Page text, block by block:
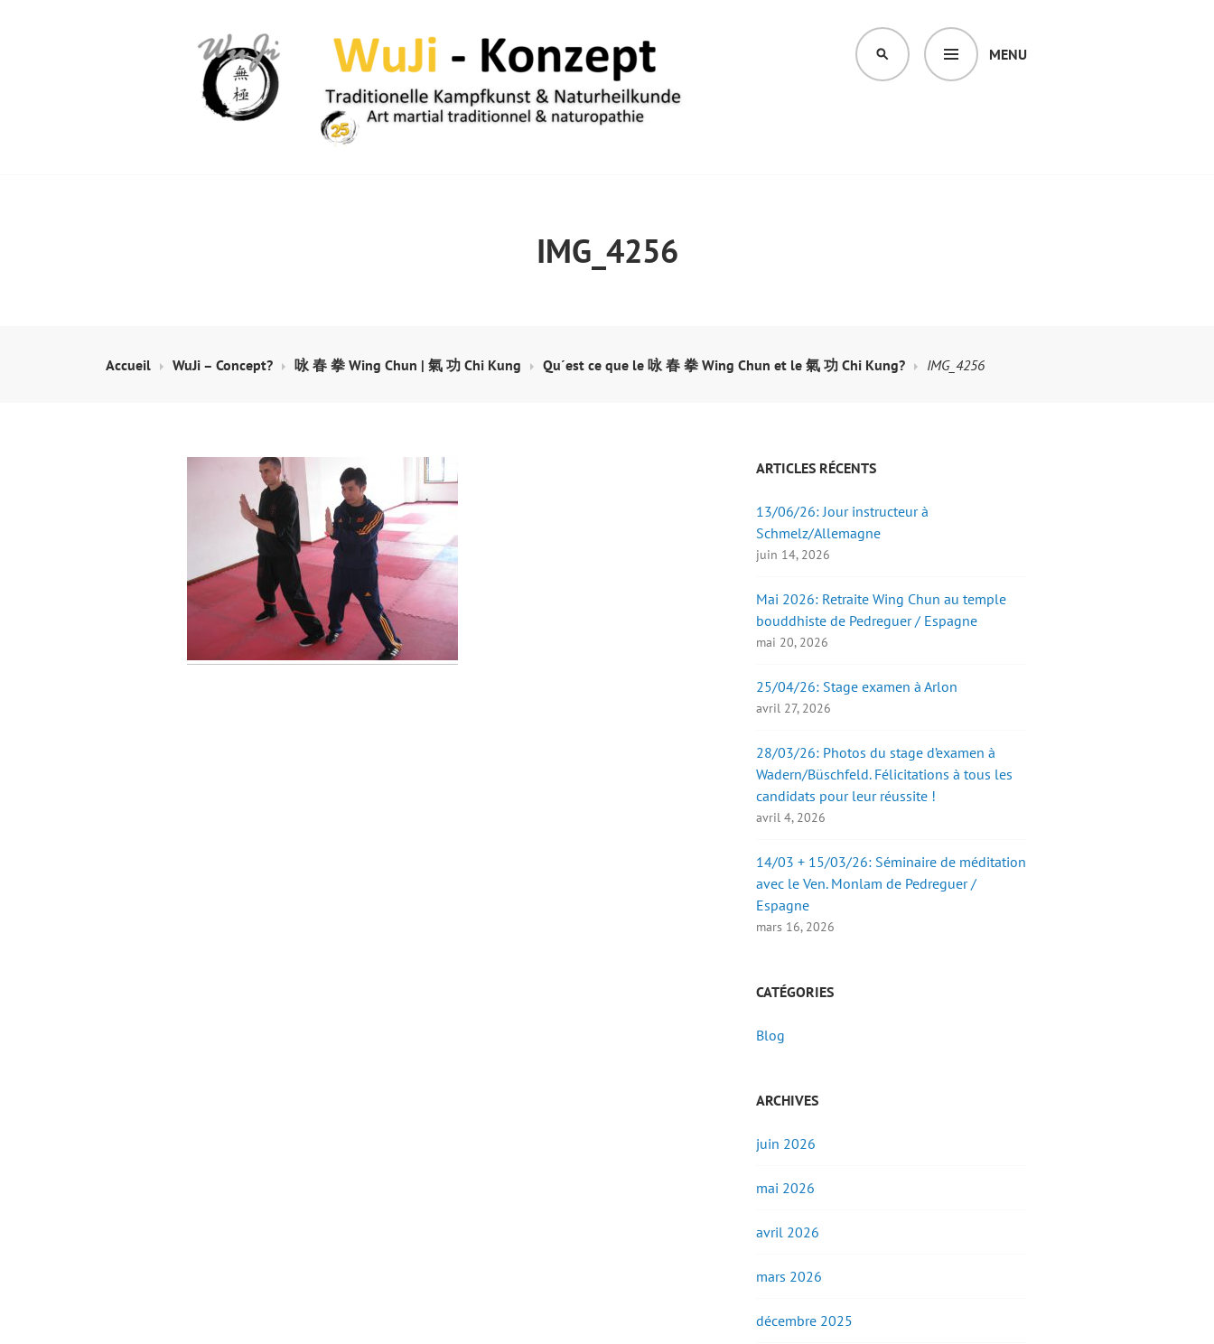
MENU
SEARCH
IMG_4256
Accueil WuJi – Concept? 咏 春 拳 Wing Chun | 氣 功 Chi Kung Qu´est ce que le 咏 春 拳 Wing Chun et le 氣 功 Chi Kung? IMG_4256
ARTICLES RÉCENTS
13/06/26: Jour instructeur à
Schmelz/Allemagne
juin 14, 2026
Mai 2026: Retraite Wing Chun au temple
bouddhiste de Pedreguer / Espagne
mai 20, 2026
25/04/26: Stage examen à Arlon
avril 27, 2026
28/03/26: Photos du stage d’examen à
Wadern/Büschfeld. Félicitations à tous les
candidats pour leur réussite !
avril 4, 2026
14/03 + 15/03/26: Séminaire de méditation
avec le Ven. Monlam de Pedreguer /
Espagne
mars 16, 2026
CATÉGORIES
Blog
ARCHIVES
juin 2026
mai 2026
avril 2026
mars 2026
décembre 2025